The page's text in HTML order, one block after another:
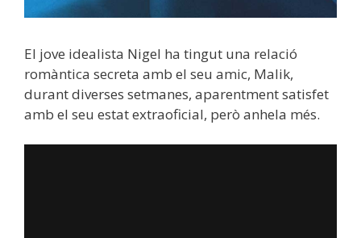
El jove idealista Nigel ha tingut una relació
romàntica secreta amb el seu amic, Malik,
durant diverses setmanes, aparentment satisfet
amb el seu estat extraoficial, però anhela més.